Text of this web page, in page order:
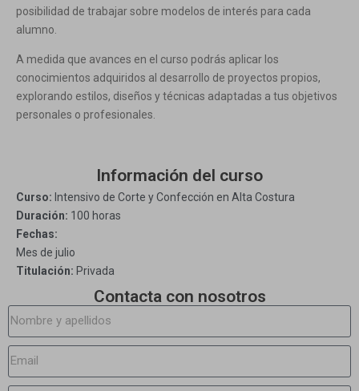
posibilidad de trabajar sobre modelos de interés para cada
alumno.
A medida que avances en el curso podrás aplicar los
conocimientos adquiridos al desarrollo de proyectos propios,
explorando estilos, diseños y técnicas adaptadas a tus objetivos
personales o profesionales.
Información del curso
Curso: Intensivo de Corte y Confección en Alta Costura
Duración: 100 horas
Fechas:
Mes de julio
Titulación: Privada
Contacta con nosotros